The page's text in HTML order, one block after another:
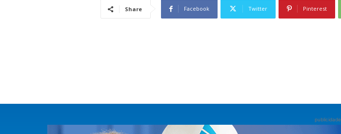
Share Facebook Twitter Pinterest
publicidade